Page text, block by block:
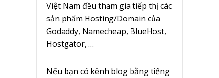
Việt Nam đều tham gia tiếp thị các
sản phẩm Hosting/Domain của
Godaddy, Namecheap, BlueHost,
Hostgator, …
Nếu bạn có kênh blog bằng tiếng